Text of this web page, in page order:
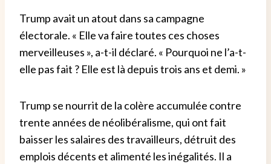
Trump avait un atout dans sa campagne
électorale. « Elle va faire toutes ces choses
merveilleuses », a-t-il déclaré. « Pourquoi ne l’a-t-
elle pas fait ? Elle est là depuis trois ans et demi. »
Trump se nourrit de la colère accumulée contre
trente années de néolibéralisme, qui ont fait
baisser les salaires des travailleurs, détruit des
emplois décents et alimenté les inégalités. Il a